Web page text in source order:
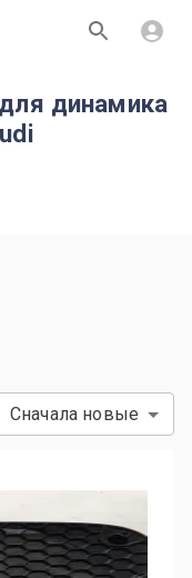
динамика
Сначала новые